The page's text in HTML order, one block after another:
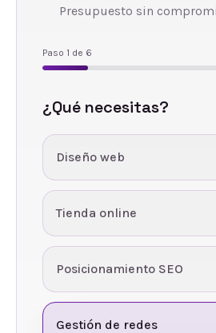
Presupuesto sin
Paso 1 de 6
¿Qué necesitas?
Diseño web
Tienda online
Posicionamiento SEO
Gestión de redes